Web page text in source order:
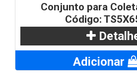
Conjunto para
Código:
Adicionar